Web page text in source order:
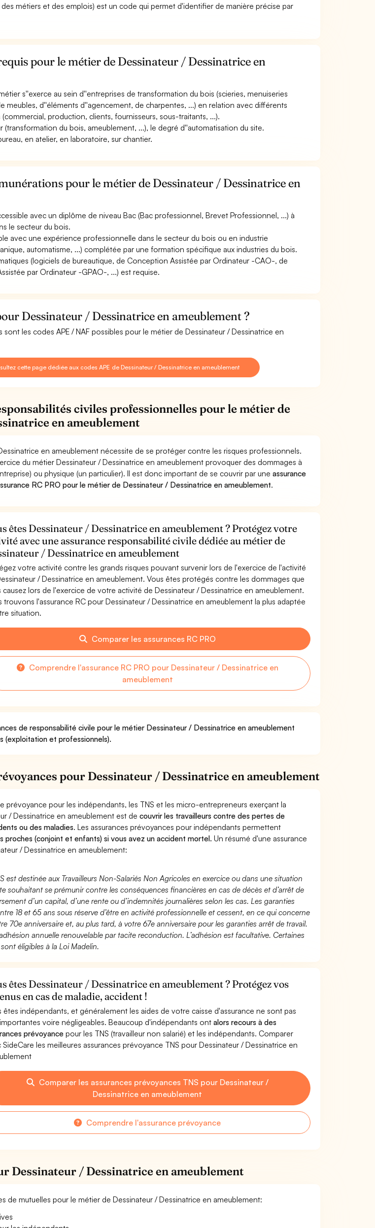
métiers et des emplois) est un code qui permet d'identifier de manière précise par
pour le métier de Dessinateur / Dessinatrice en
s''exerce au sein d''entreprises de transformation du bois (scieries, menuiseries
meubles, d''éléments d''agencement, de charpentes, ...) en relation avec différents
production, clients, fournisseurs, sous-traitants, ...).
(transformation du bois, ameublement, ...), le degré d''automatisation du site.
en atelier, en laboratoire, sur chantier.
pour le métier de Dessinateur / Dessinatrice en
avec un diplôme de niveau Bac (Bac professionnel, Brevet Professionnel, ...) à
le secteur du bois.
avec une expérience professionnelle dans le secteur du bois ou en industrie
automatisme, ...) complétée par une formation spécifique aux industries du bois.
(logiciels de bureautique, de Conception Assistée par Ordinateur -CAO-, de
par Ordinateur -GPAO-, ...) est requise.
Dessinateur / Dessinatrice en ameublement ?
sont les codes APE / NAF possibles pour le métier de Dessinateur / Dessinatrice en
cette page dédiée aux codes APE de Dessinateur / Dessinatrice en ameublement
civiles professionnelles pour le métier de
en ameublement
en ameublement nécessite de se protéger contre les risques professionnels.
du métier Dessinateur / Dessinatrice en ameublement provoquer des dommages à
ou physique (un particulier). Il est donc important de se couvrir par uneassurance
RC PRO pour le métier de Dessinateur / Dessinatrice en ameublement.
êtes Dessinateur / Dessinatrice en ameublement ? Protégez votre
avec une assurance responsabilité civile dédiée au métier de
/ Dessinatrice en ameublement
votre activité contre les grands risques pouvant survenir lors de l'exercice de l'activité
/ Dessinatrice en ameublement. Vous êtes protégés contre les dommages que
causez lors de l'exercice de votre activité de Dessinateur / Dessinatrice en ameublement.
trouvons l'assurance RC pour Dessinateur / Dessinatrice en ameublement la plus adaptée
situation.
Comparer les assurances RC PRO
Comprendre l'assurance RC PRO pour Dessinateur / Dessinatrice en
ameublement
de responsabilité civile pour le métier Dessinateur / Dessinatrice en ameublement
(exploitation et professionnels).
pour Dessinateur / Dessinatrice en ameublement
prévoyance pour les indépendants, les TNS et les micro-entrepreneurs exerçant la
/ Dessinatrice en ameublement est decouvrir les travailleurs contre des pertes de
ou des maladies. Les assurances prévoyances pour indépendants permettent
proches (conjoint et enfants) si vous avez un accident mortel. Un résumé d'une assurance
/ Dessinatrice en ameublement:
est destinée aux Travailleurs Non-Salariés Non Agricoles en exercice ou dans une situation
souhaitant se prémunir contre les conséquences financières en cas de décès et d’arrêt de
d’un capital, d’une rente ou d’indemnités journalières selon les cas. Les garanties
18 et 65 ans sous réserve d’être en activité professionnelle et cessent, en ce qui concerne
70e anniversaire et, au plus tard, à votre 67e anniversaire pour les garanties arrêt de travail.
annuelle renouvelable par tacite reconduction. L’adhésion est facultative. Certaines
éligibles à la Loi Madelin.
êtes Dessinateur / Dessinatrice en ameublement ? Protégez vos
en cas de maladie, accident !
êtes indépendants, et généralement les aides de votre caisse d'assurance ne sont pas
voire négligeables. Beaucoup d'indépendants ontalors recours à des
prévoyancepour les TNS (travailleur non salarié) et les indépendants. Comparer
SideCare les meilleures assurances prévoyance TNS pour Dessinateur / Dessinatrice en
Comparer les assurances prévoyances TNS pour Dessinateur /
Dessinatrice en ameublement
Comprendre l'assurance prévoyance
Dessinateur / Dessinatrice en ameublement
de mutuelles pour le métier de Dessinateur / Dessinatrice en ameublement: